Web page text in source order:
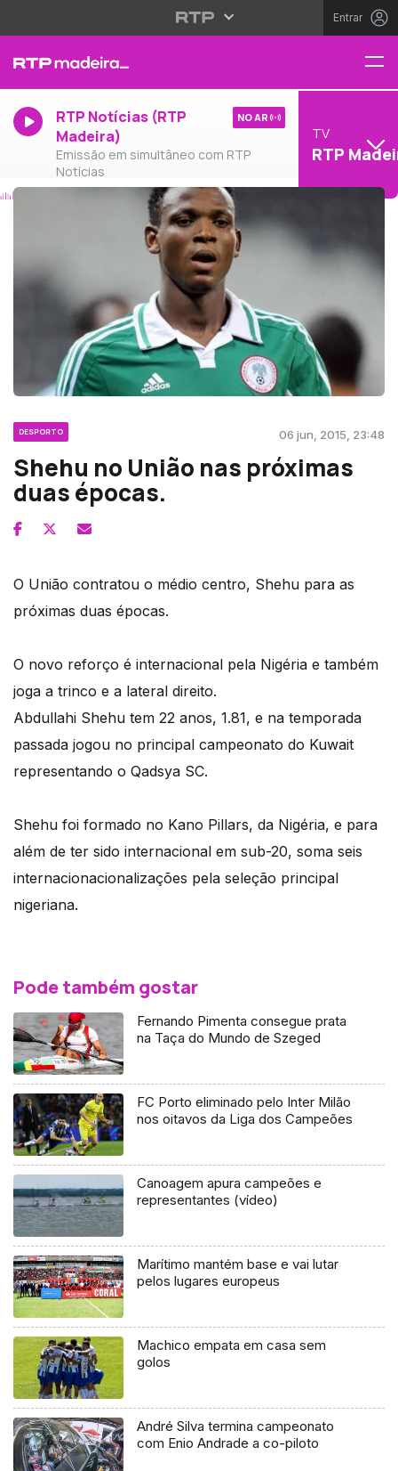
Entrar
RTP Notícias (RTP
Madeira)
Emissão em simultâneo com RTP
Notícias
NO AR
TV
RTP
DESPORTO 06 jun, 2015, 23:48
Shehu no União nas próximas
duas épocas.
O União contratou o médio centro, Shehu para as
próximas duas épocas.
O novo reforço é internacional pela Nigéria e também
joga a trinco e a lateral direito.
Abdullahi Shehu tem 22 anos, 1.81, e na temporada
passada jogou no principal campeonato do Kuwait
representando o Qadsya SC.
Shehu foi formado no Kano Pillars, da Nigéria, e para
além de ter sido internacional em sub-20, soma seis
internacionacionalizações pela seleção principal
nigeriana.
Pode também gostar
Fernando Pimenta consegue prata
na Taça do Mundo de Szeged
FC Porto eliminado pelo Inter Milão
nos oitavos da Liga dos Campeões
Canoagem apura campeões e
representantes (vídeo)
Marítimo mantém base e vai lutar
pelos lugares europeus
Machico empata em casa sem
golos
André Silva termina campeonato
com Enio Andrade a co-piloto